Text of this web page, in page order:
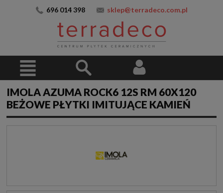
696 014 398 sklep@terradeco.com.pl
IMOLA AZUMA ROCK6 12S RM 60X120
BEŻOWE PŁYTKI IMITUJĄCE KAMIEŃ